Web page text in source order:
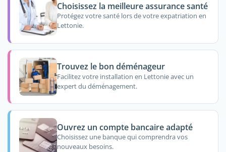
Choisissez la meilleure assurance santé
Protégez votre santé lors de votre expatriation en
Lettonie.
Trouvez le bon déménageur
Facilitez votre installation en Lettonie avec un
expert du déménagement.
Ouvrez un compte bancaire adapté
Choisissez une banque qui comprendra vos
nouveaux besoins.